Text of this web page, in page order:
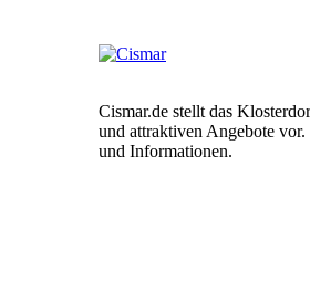
Cismar.de stellt das
und attraktiven Angebote
und Informationen.